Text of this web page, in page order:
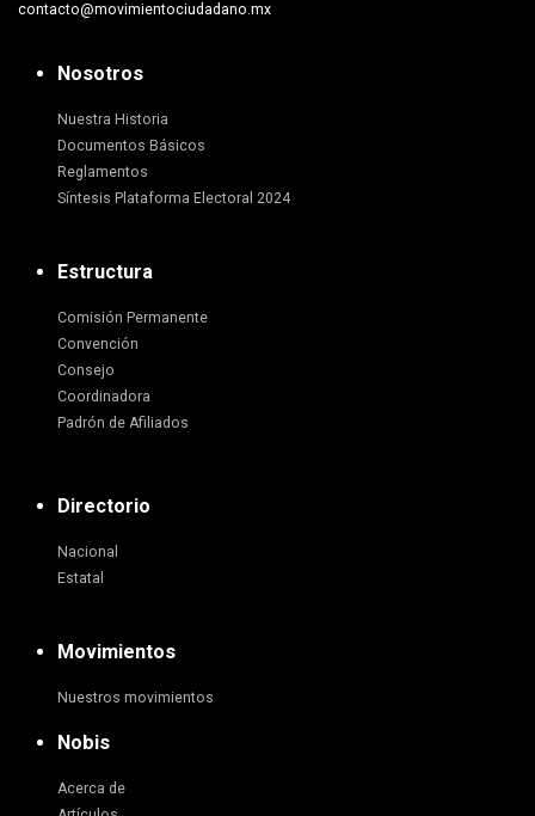
contacto@movimientociudadano.mx
Nosotros
Nuestra Historia
Documentos Básicos
Reglamentos
Síntesis Plataforma Electoral 2024
Estructura
Comisión Permanente
Convención
Consejo
Coordinadora
Padrón de Afiliados
Directorio
Nacional
Estatal
Movimientos
Nuestros movimientos
Nobis
Acerca de